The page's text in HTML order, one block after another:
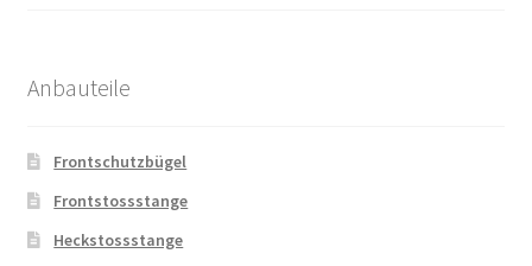
Anbauteile
Frontschutzbügel
Frontstossstange
Heckstossstange